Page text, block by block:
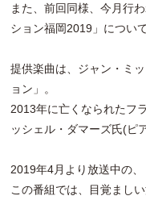
また、前回同様、今月行
ション福岡2019」につい
提供楽曲は、ジャン・ミ
ョン」。
2013年に亡くなられたフ
ッシェル・ダマーズ氏(ピ
2019年4月より放送中の
この番組では、目覚まし